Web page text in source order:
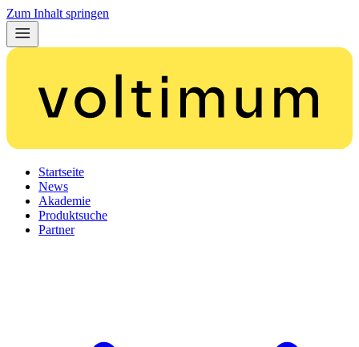
Zum Inhalt springen
Startseite
News
Akademie
Produktsuche
Partner